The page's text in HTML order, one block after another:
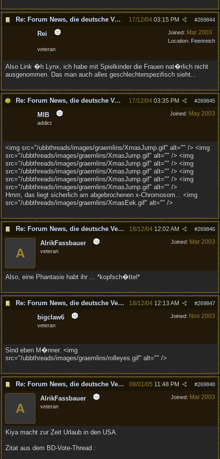
Re: Forum News, die deutsche Version. #269844
17/12/04 03:15 PM
Joined: Mar 2003
Location: Feenreich
Rei
veteran
Also Link �h Lynx, ich habe mit Spielkinder die Frauen nat�rlich nicht
ausgenommen. Das man auch alles geschlechterspezifisch sieht...
Re: Forum News, die deutsche Version. #269845
17/12/04 03:35 PM
Joined: May 2003
MIB
addict
<img src="/ubbthreads/images/graemlins/XmasJump.gif" alt="" /> <img
src="/ubbthreads/images/graemlins/XmasJump.gif" alt="" /> <img
src="/ubbthreads/images/graemlins/XmasJump.gif" alt="" /> <img
src="/ubbthreads/images/graemlins/XmasJump.gif" alt="" /> <img
src="/ubbthreads/images/graemlins/XmasJump.gif" alt="" /> <img
src="/ubbthreads/images/graemlins/XmasJump.gif" alt="" />
Hmm, das liegt sicherlich am abgebrochenen x-Chromosom... <img
src="/ubbthreads/images/graemlins/XmasEek.gif" alt="" />
Re: Forum News, die deutsche Version. #269846
18/12/04 12:02 AM
Joined: Mar 2003
A
AlrikFassbauer
veteran
Also, eine Phantasie habt ihr ... *kopfsch�ttel*
Re: Forum News, die deutsche Version. #269847
18/12/04 12:13 AM
Joined: Nov 2003
bigclaw6
veteran
Sind eben M�nner. <img
src="/ubbthreads/images/graemlins/rolleyes.gif" alt="" />
Re: Forum News, die deutsche Version. #269848
08/01/05 11:48 PM
Joined: Mar 2003
A
AlrikFassbauer
veteran
Kiya macht zur Zeit Urlaub in den USA.
Zitat aus dem BD-Vote-Thread :